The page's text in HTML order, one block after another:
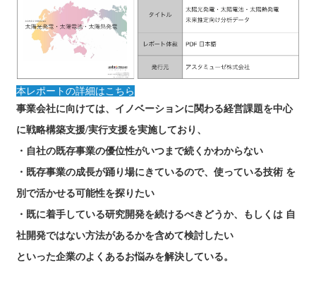
本レポートの詳細はこちら
事業会社に向けては、イノベーションに関わる経営課題を中心
に戦略構築支援/実行支援を実施しており、
・自社の既存事業の優位性がいつまで続くかわからない
・既存事業の成長が踊り場にきているので、使っている技術 を
別で活かせる可能性を探りたい
・既に着手している研究開発を続けるべきどうか、もしくは 自
社開発ではない方法があるかを含めて検討したい
といった企業のよくあるお悩みを解決している。